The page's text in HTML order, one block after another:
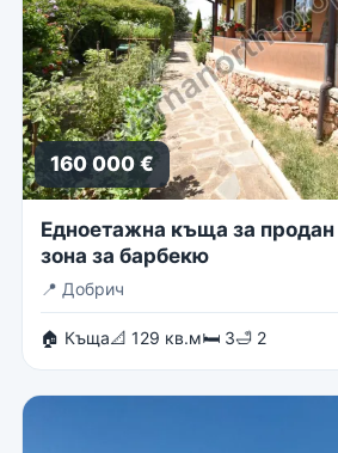
160 000 €
Едноетажна къща за продан
зона за барбекю
📍 Добрич
🏠 Къща📐 129 кв.м🛏 3🛁 2